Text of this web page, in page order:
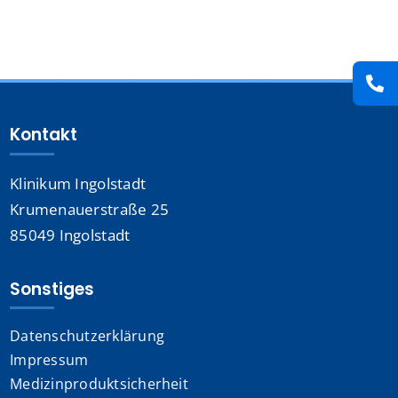
Kontakt
Karriere
Suche
nach:
Kontakt
Klinikum Ingolstadt
Krumenauerstraße 25
85049 Ingolstadt
Sonstiges
Datenschutzerklärung
Impressum
Medizinproduktsicherheit